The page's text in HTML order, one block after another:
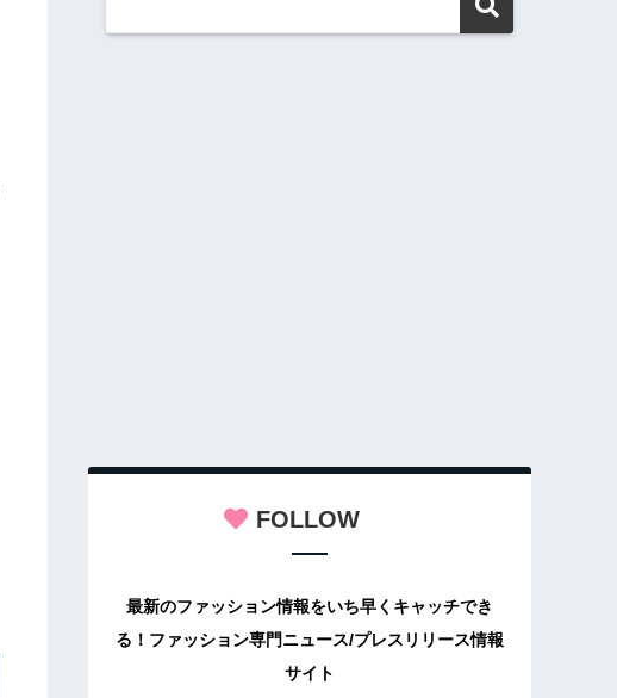
FOLLOW
最新のファッション情報をいち早くキャッチでき
る！ファッション専門ニュース/プレスリリース情報
サイト